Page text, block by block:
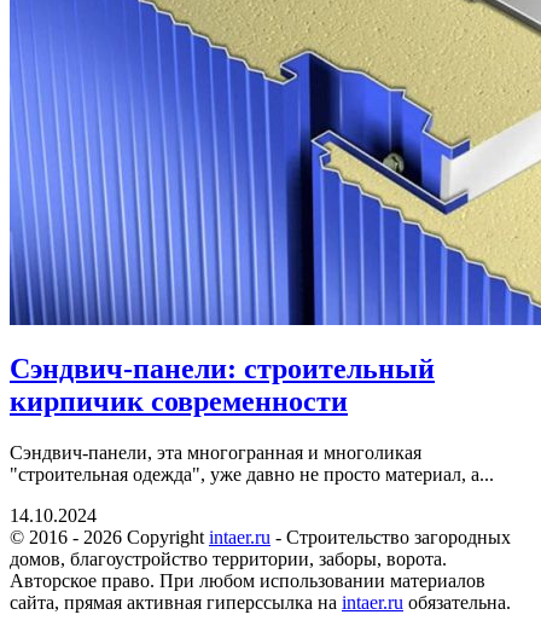
Сэндвич-панели: строительный
кирпичик современности
Сэндвич-панели, эта многогранная и многоликая
"строительная одежда", уже давно не просто материал, а...
14.10.2024
© 2016 - 2026 Copyright intaer.ru - Cтроительство загородных
домов, благоустройство территории, заборы, ворота.
Авторское право. При любом использовании материалов
сайта, прямая активная гиперссылка на intaer.ru обязательна.